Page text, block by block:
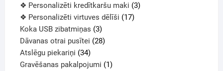
❖ Personalizēti kredītkaršu maki 3
❖ Personalizēti virtuves dēlīši 17
Koka USB zibatmiņas 3
Dāvanas otrai pusītei 28
Atslēgu piekariņi 34
Gravēšanas pakalpojumi 1